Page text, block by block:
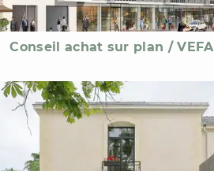
Conseil achat sur plan / VEFA